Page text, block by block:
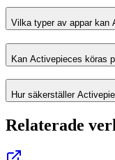
Vilka typer av appar kan
Kan Activepieces köras
Hur säkerställer
Relaterade